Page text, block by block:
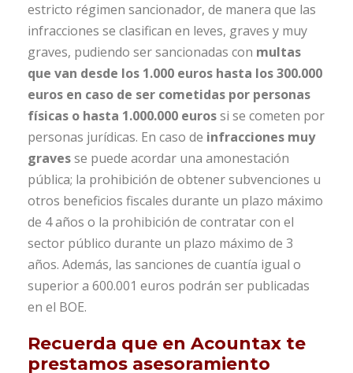
estricto régimen sancionador, de manera que las
infracciones se clasifican en leves, graves y muy
graves, pudiendo ser sancionadas con multas
que van desde los 1.000 euros hasta los 300.000
euros en caso de ser cometidas por personas
físicas o hasta 1.000.000 eurossi se cometen por
personas jurídicas. En caso de infracciones muy
gravesse puede acordar una amonestación
pública; la prohibición de obtener subvenciones u
otros beneficios fiscales durante un plazo máximo
de 4 años o la prohibición de contratar con el
sector público durante un plazo máximo de 3
años. Además, las sanciones de cuantía igual o
superior a 600.001 euros podrán ser publicadas
en el BOE.
Recuerda que en Acountax te
prestamos asesoramiento